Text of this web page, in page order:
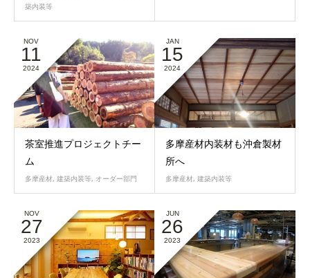
築内装等
NOV
11
2024
茶室推進プロジェクトチー
ム
多摩産材, 建築内装等, オーダー部門
JAN
15
2024
多摩産材内装材も沖倉製材
所へ
多摩産材, 建築内装等
NOV
27
2023
JUN
26
2023